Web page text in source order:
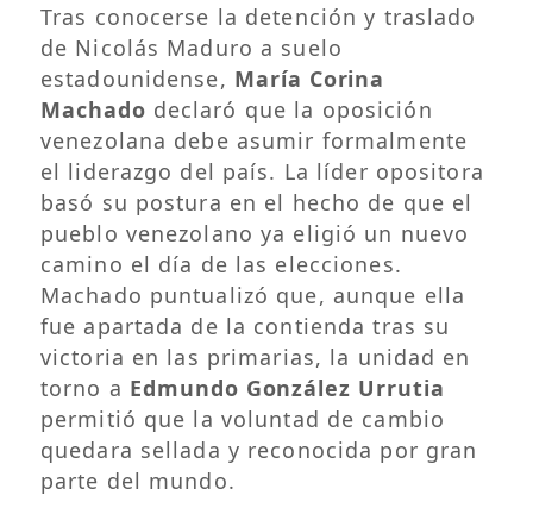
Tras conocerse la detención y traslado
de Nicolás Maduro a suelo
estadounidense, María Corina
Machado declaró que la oposición
venezolana debe asumir formalmente
el liderazgo del país. La líder opositora
basó su postura en el hecho de que el
pueblo venezolano ya eligió un nuevo
camino el día de las elecciones.
Machado puntualizó que, aunque ella
fue apartada de la contienda tras su
victoria en las primarias, la unidad en
torno a Edmundo González Urrutia
permitió que la voluntad de cambio
quedara sellada y reconocida por gran
parte del mundo.